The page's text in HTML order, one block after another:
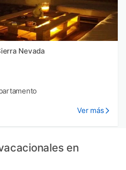
Nevada
Ver más
en